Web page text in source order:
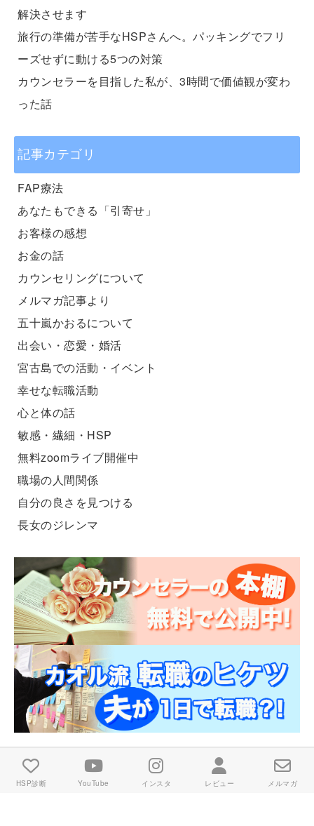
解決させます
旅行の準備が苦手なHSPさんへ。パッキングでフリ
ーズせずに動ける5つの対策
カウンセラーを目指した私が、3時間で価値観が変わ
った話
記事カテゴリ
FAP療法
あなたもできる「引寄せ」
お客様の感想
お金の話
カウンセリングについて
メルマガ記事より
五十嵐かおるについて
出会い・恋愛・婚活
宮古島での活動・イベント
幸せな転職活動
心と体の話
敏感・繊細・HSP
無料zoomライブ開催中
職場の人間関係
自分の良さを見つける
長女のジレンマ
HSP診断 YouTube インスタ レビュー メルマガ